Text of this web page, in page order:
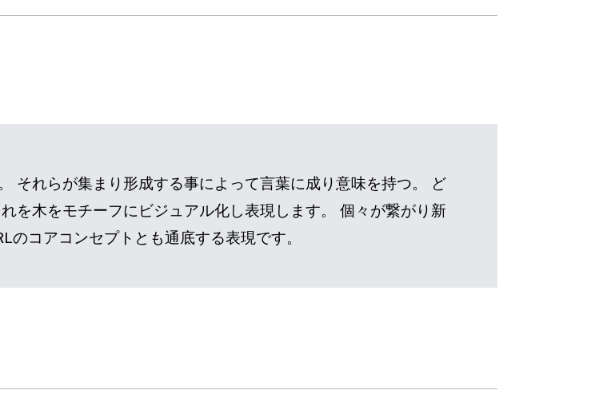
それらが集まり形成する事によって言葉に成り意味を持つ。 ど
を木をモチーフにビジュアル化し表現します。 個々が繋がり新
コアコンセプトとも通底する表現です。